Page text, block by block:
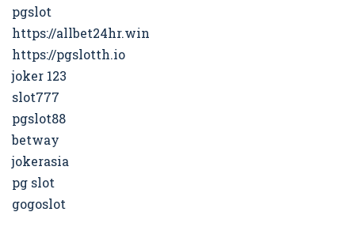
pgslot
https://allbet24hr.win
https://pgslotth.io
joker 123
slot777
pgslot88
betway
jokerasia
pg slot
gogoslot